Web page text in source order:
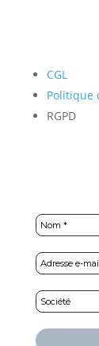
CGL
Politique
RGPD